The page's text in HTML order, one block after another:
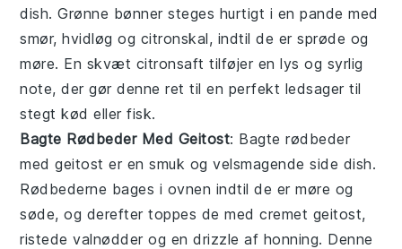
dish. Grønne bønner steges hurtigt i en pande med
smør, hvidløg og citronskal, indtil de er sprøde og
møre. En skvæt citronsaft tilføjer en lys og syrlig
note, der gør denne ret til en perfekt ledsager til
stegt kød ellerfisk.
Bagte Rødbeder Med Geitost: Bagte rødbeder
med geitost er en smuk og velsmagendeside dish.
Rødbederne bages i ovnen indtil de er møre og
søde, og derefter toppes de med cremet geitost,
ristede valnødder og en drizzle af honning. Denne